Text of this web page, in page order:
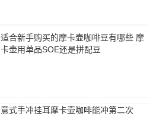
适合新手购买的摩卡壶咖啡豆有哪些 摩
卡壶用单品SOE还是拼配豆
意式手冲挂耳摩卡壶咖啡能冲第二次